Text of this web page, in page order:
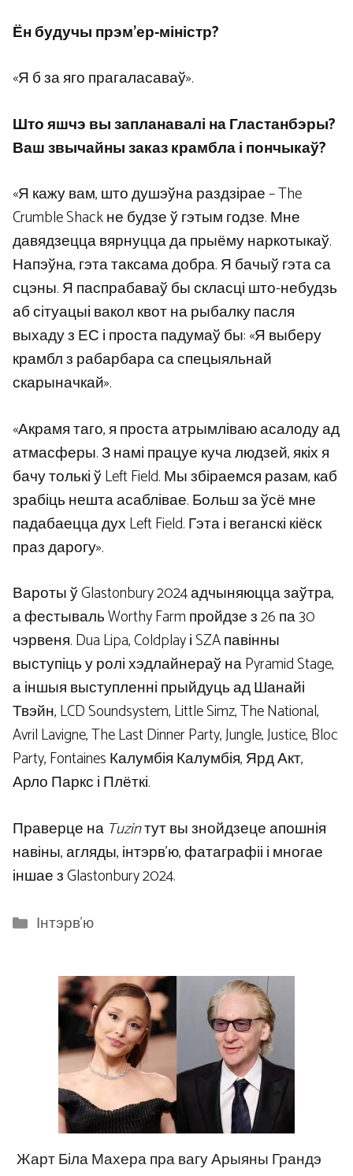
Ён будучы прэм’ер-міністр?
«Я б за яго прагаласаваў».
Што яшчэ вы запланавалі на Гластанбэры?
Ваш звычайны заказ крамбла і пончыкаў?
«Я кажу вам, што душэўна раздзірае – The
Crumble Shack не будзе ў гэтым годзе. Мне
давядзецца вярнуцца да прыёму наркотыкаў.
Напэўна, гэта таксама добра. Я бачыў гэта са
сцэны. Я паспрабаваў бы скласці што-небудзь
аб сітуацыі вакол квот на рыбалку пасля
выхаду з ЕС і проста падумаў бы: «Я выберу
крамбл з рабарбара са спецыяльнай
скарыначкай».
«Акрамя таго, я проста атрымліваю асалоду ад
атмасферы. З намі працуе куча людзей, якіх я
бачу толькі ў Left Field. Мы збіраемся разам, каб
зрабіць нешта асаблівае. Больш за ўсё мне
падабаецца дух Left Field. Гэта і веганскі кіёск
праз дарогу».
Вароты ў Glastonbury 2024 адчыняюцца заўтра,
а фестываль Worthy Farm пройдзе з 26 па 30
чэрвеня. Dua Lipa, Coldplay і SZA павінны
выступіць у ролі хэдлайнераў на Pyramid Stage,
а іншыя выступленні прыйдуць ад Шанайі
Твэйн, LCD Soundsystem, Little Simz, The National,
Avril Lavigne, The Last Dinner Party, Jungle, Justice, Bloc
Party, Fontaines Калумбія Калумбія, Ярд Акт,
Арло Паркс і Плёткі.
Праверце на Tuzinтут вы знойдзеце апошнія
навіны, агляды, інтэрв’ю, фатаграфіі і многае
іншае з Glastonbury 2024.
Categories
Інтэрв'ю
Жарт Біла Махера пра вагу Арыяны Грандэ